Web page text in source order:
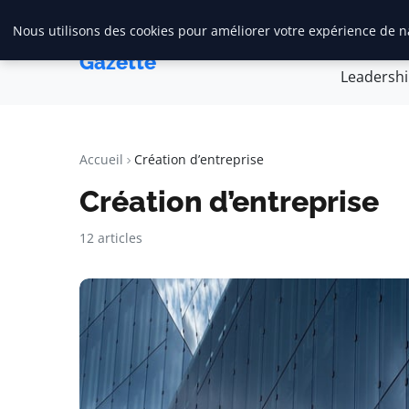
Maadi
Gazette
Accueil
Accueil Création d’entreprise
Création d’entreprise
12 articles
Nous utilisons des cookies pour améliorer votre expérience